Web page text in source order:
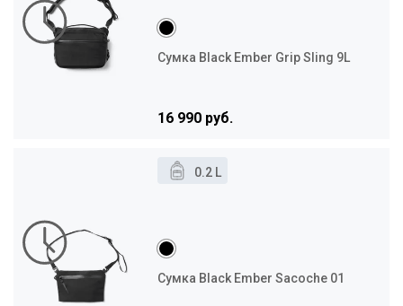
Сумка Black Ember Grip Sling 9L
16 990 руб.
0.2 L
Сумка Black Ember Sacoche 01